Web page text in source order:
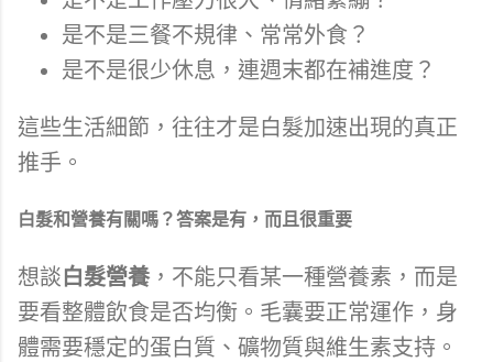
是不是三餐不規律、常常外食？
是不是很少休息，連週末都在補進度？
這些生活細節，往往才是白髮加速出現的真正
推手。
白髮和營養有關嗎？答案是有，而且很重要
想談白髮營養，不能只看某一種營養素，而是
要看整體飲食是否均衡。毛囊要正常運作，身
體需要穩定的蛋白質、礦物質與維生素支持。